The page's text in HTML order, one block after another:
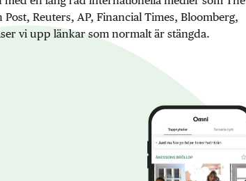
Post, Reuters, AP, Financial Times, Bloomberg,
vi upp länkar som normalt är stängda.